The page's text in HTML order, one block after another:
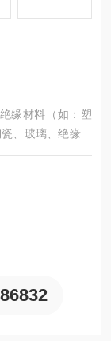
缘材料（如：塑
、玻璃、绝缘漆
击穿强度和耐电